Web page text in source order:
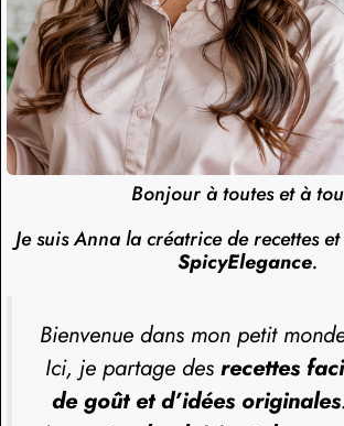
Bonjour à toutes et à
Je suis Anna la créatrice de recettes
SpicyElegance.
Bienvenue dans mon petit
Ici, je partage des recettes
de goût et d’idées originales